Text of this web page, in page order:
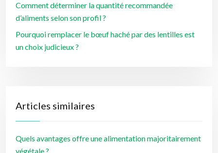
Comment déterminer la quantité recommandée
d’aliments selon son profil ?
Pourquoi remplacer le bœuf haché par des lentilles est
un choix judicieux ?
Articles similaires
Quels avantages offre une alimentation majoritairement
végétale ?